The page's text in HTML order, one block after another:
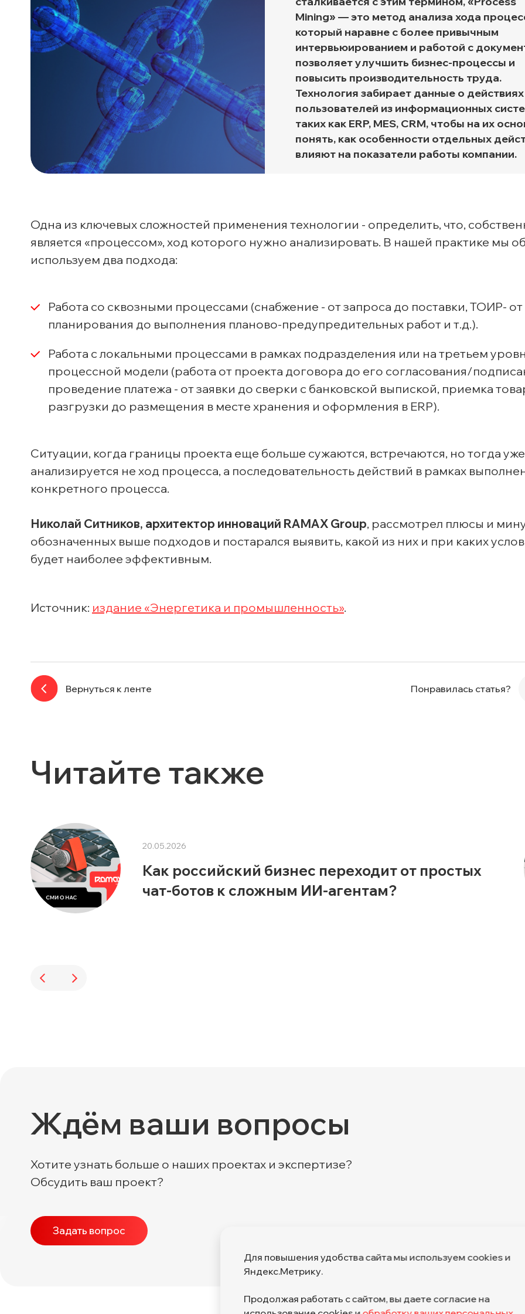
Транспортная
Mining» — это метод анализа хода
который наравне с более привычным
интервьюированием и работой с
позволяет улучшить бизнес-процессы и
повысить производительность труда.
Технология забирает данные о действиях
пользователей из информационных
таких как ERP, MES, CRM, чтобы на их
понять, как особенности отдельных
влияют на показатели работы компании.
Одна из ключевых сложностей применения технологии - определить, что,
является «процессом», ход которого нужно анализировать. В нашей практике мы
используем два подхода:
Работа со сквозными процессами (снабжение - от запроса до поставки, ТОИР- от
планирования до выполнения планово-предупредительных работ и т.д.).
Работа с локальными процессами в рамках подразделения или на третьем
процессной модели (работа от проекта договора до его согласования/
проведение платежа - от заявки до сверки с банковской выпиской, приемка
разгрузки до размещения в месте хранения и оформления в ERP).
Ситуации, когда границы проекта еще больше сужаются, встречаются, но тогда уже
анализируется не ход процесса, а последовательность действий в рамках
конкретного процесса.
Николай Ситников, архитектор инноваций RAMAX Group, рассмотрел плюсы и
обозначенных выше подходов и постарался выявить, какой из них и при каких
будет наиболее эффективным.
Источник: издание «Энергетика и промышленность».
Вернуться к ленте Понравилась статья?
Читайте также
20.05.2026
Как российский бизнес переходит от простых
чат-ботов к сложным ИИ-агентам?
Ждём ваши вопросы
Хотите узнать больше о наших проектах и экспертизе?
Обсудить ваш проект?
Задать вопрос
Для повышения удобства сайта мы используем cookies и
Яндекс.Метрику.
Продолжая работать с сайтом, вы даете согласие на